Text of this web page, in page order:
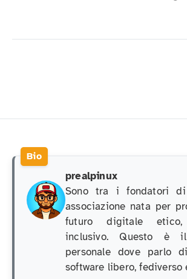
prealpinux
Sono tra i fondatori di
associazione nata per
futuro digitale
inclusivo. Questo è
personale dove parlo
software libero, fediverso